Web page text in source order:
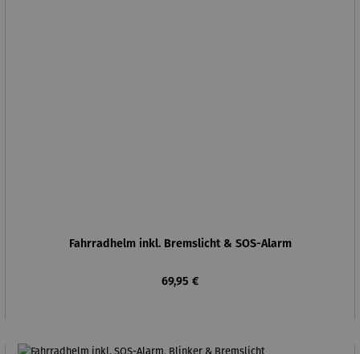
Fahrradhelm inkl. Bremslicht & SOS-Alarm
Regulärer Preis:
69,95 €